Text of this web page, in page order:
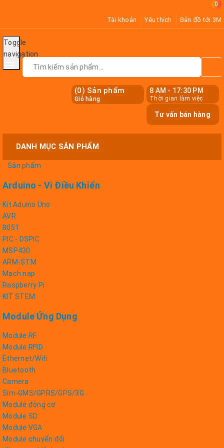
Tài khoản Yêu thích Bản đồ tới 3M
Toggle
navigation
0
8 AM - 17:30 PM
Thời gian làm việc
(0) Sản phẩm
Giỏ hàng
Tư vấn bán hàng
DANH MỤC SẢN PHẨM
Sản phẩm
Arduino - Vi Điều Khiển
Kit Aduino Uno
AVR
8051
PIC - DSPIC
MSP430
ARM-STM
Mạch nạp
Raspberry Pi
KIT STEM
Module Ứng Dụng
Module RF
Module RFID
Ethernet/Wifi
Bluetooth
Camera
Sim-GMS/GPRS/GPS/3G
Module động cơ
Module SD
Module VGA
Module chuyển đổi